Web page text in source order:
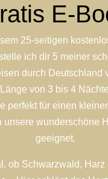
E-
25-seitigen
ich dir 5 meiner
durch Deutschland
von 3 bis 4
perfekt für einen
unsere wunderschöne
geeignet.
ob Schwarzwald, Harz